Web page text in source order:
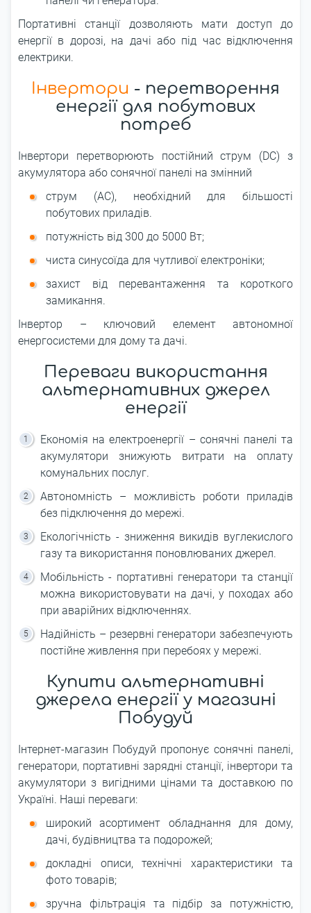
Портативні станції дозволяють мати доступ до
енергії в дорозі, на дачі або під час відключення
електрики.
Інвертори - перетворення
енергії для побутових
потреб
Інвертори перетворюють постійний струм (DC) з
акумулятора або сонячної панелі на змінний
струм (AC), необхідний для більшості
побутових приладів.
потужність від 300 до 5000 Вт;
чиста синусоїда для чутливої ​​електроніки;
захист від перевантаження та короткого
замикання.
Інвертор – ключовий елемент автономної
енергосистеми для дому та дачі.
Переваги використання
альтернативних джерел
енергії
Економія на електроенергії – сонячні панелі та
акумулятори знижують витрати на оплату
комунальних послуг.
Автономність – можливість роботи приладів
без підключення до мережі.
Екологічність - зниження викидів вуглекислого
газу та використання поновлюваних джерел.
Мобільність - портативні генератори та станції
можна використовувати на дачі, у походах або
при аварійних відключеннях.
Надійність – резервні генератори забезпечують
постійне живлення при перебоях у мережі.
Купити альтернативні
джерела енергії у магазині
Побудуй
Інтернет-магазин Побудуй пропонує сонячні панелі,
генератори, портативні зарядні станції, інвертори та
акумулятори з вигідними цінами та доставкою по
Україні. Наші переваги:
широкий асортимент обладнання для дому,
дачі, будівництва та подорожей;
докладні описи, технічні характеристики та
фото товарів;
зручна фільтрація та підбір за потужністю,